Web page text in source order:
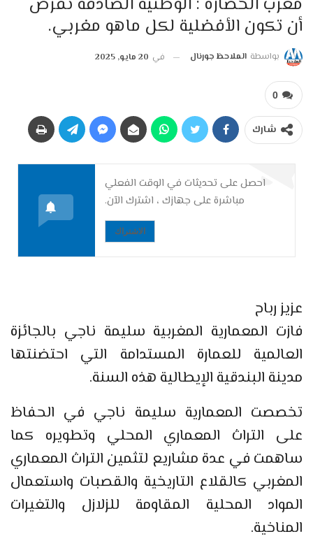
مغرب الحضارة : الوطنية الصادقة تفرض
أن تكون الأفضلية لكل ماهو مغربي.
بواسطة الملاحظ جورنال في 20 مايو, 2025
0
شارك
احصل على تحديثات في الوقت الفعلي
مباشرة على جهازك ، اشترك الآن.
الاشتراك
عزيز رباح
فازت المعمارية المغربية سليمة ناجي بالجائزة
العالمية للعمارة المستدامة التي احتضنتها
مدينة البندقية الإيطالية هذه السنة.
تخصصت المعمارية سليمة ناجي في الحفاظ
على التراث المعماري المحلي وتطويره كما
ساهمت في عدة مشاريع لتثمين التراث المعماري
المغربي كالقلاع التاريخية والقصبات واستعمال
المواد المحلية المقاومة للزلازل والتغيرات
المناخية.